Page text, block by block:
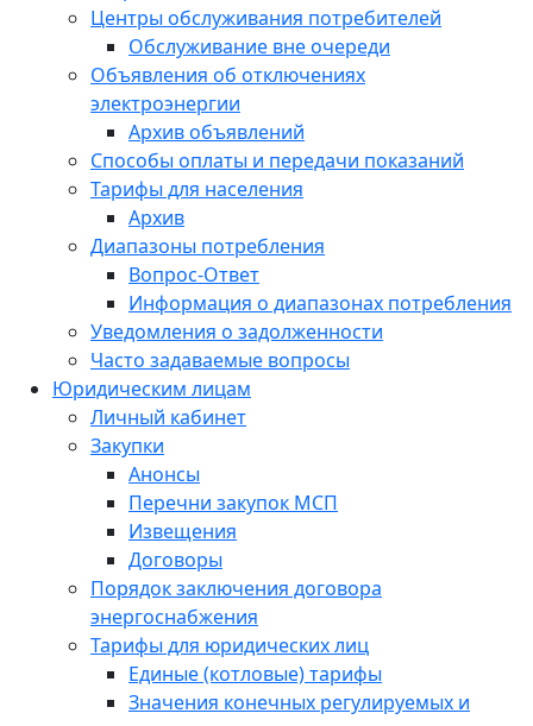
Центры обслуживания потребителей
Обслуживание вне очереди
Объявления об отключениях
электроэнергии
Архив объявлений
Способы оплаты и передачи показаний
Тарифы для населения
Архив
Диапазоны потребления
Вопрос-Ответ
Информация о диапазонах потребления
Уведомления о задолженности
Часто задаваемые вопросы
Юридическим лицам
Личный кабинет
Закупки
Анонсы
Перечни закупок МСП
Извещения
Договоры
Порядок заключения договора
энергоснабжения
Тарифы для юридических лиц
Единые (котловые) тарифы
Значения конечных регулируемых и